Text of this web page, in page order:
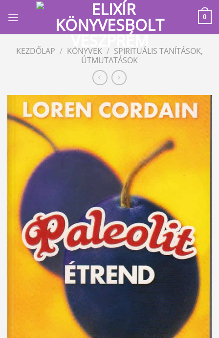
0
KEZDŐLAP / KÖNYVEK / SPIRITUÁLIS TANÍTÁSOK,
ÚTMUTATÁSOK